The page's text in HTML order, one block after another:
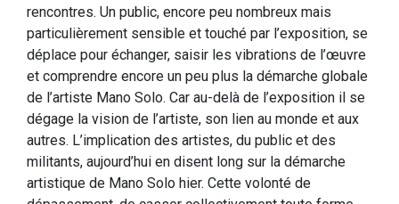
rencontres. Un public, encore peu nombreux mais
particulièrement sensible et touché par l’exposition, se
déplace pour échanger, saisir les vibrations de l’œuvre
et comprendre encore un peu plus la démarche globale
de l’artiste Mano Solo. Car au-delà de l’exposition il se
dégage la vision de l’artiste, son lien au monde et aux
autres. L’implication des artistes, du public et des
militants, aujourd’hui en disent long sur la démarche
artistique de Mano Solo hier. Cette volonté de